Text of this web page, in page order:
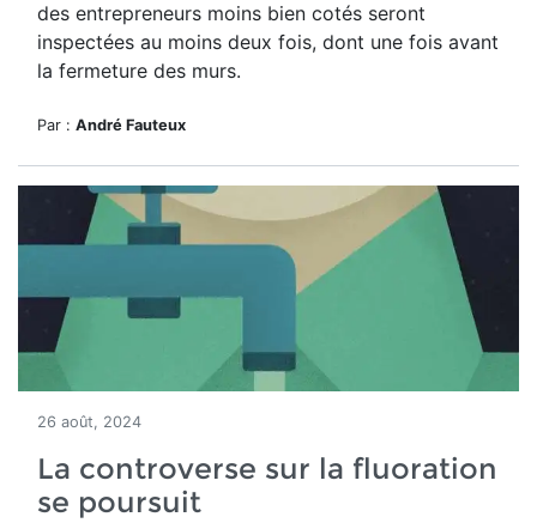
des entrepreneurs moins bien cotés seront
inspectées au moins deux fois, dont une fois avant
la fermeture des murs.
Par : André Fauteux
26 août, 2024
La controverse sur la fluoration
se poursuit